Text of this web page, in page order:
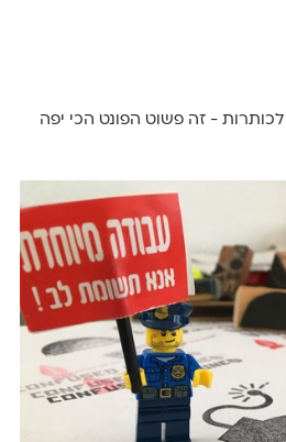
- זה פשוט הפונט הכי יפה